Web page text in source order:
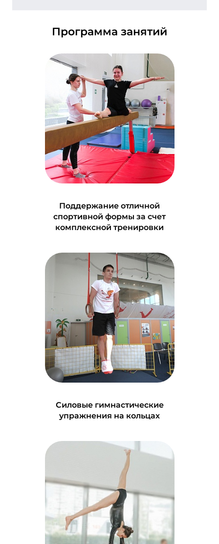
Программа занятий
Поддержание отличной
спортивной формы за счет
комплексной тренировки
Силовые гимнастические
упражнения на кольцах